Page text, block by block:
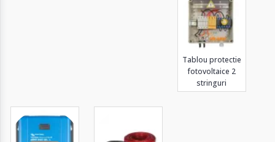
Tablou protectie
fotovoltaice 2
stringuri